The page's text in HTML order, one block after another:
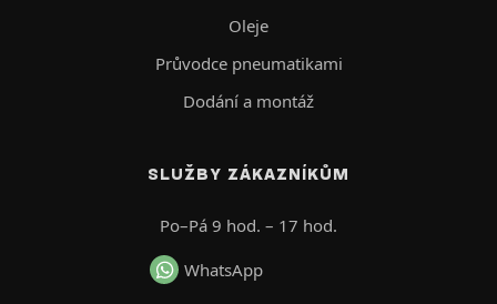
Oleje
Průvodce pneumatikami
Dodání a montáž
SLUŽBY ZÁKAZNÍKŮM
Po–Pá 9 hod. – 17 hod.
WhatsApp